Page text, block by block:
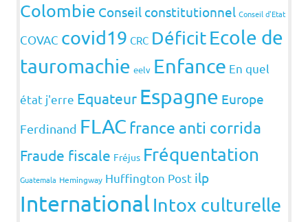
Colombie Conseil constitutionnel Conseil d'Etat
COVAC covid19 CRC DéficitEcole de
tauromachie eelv Enfance En quel
état j'erre Equateur Espagne Europe
Ferdinand FLAC france anti corrida
Fraude fiscale Fréjus Fréquentation
Guatemala Hemingway Huffington Post ilp
International Intox culturelle